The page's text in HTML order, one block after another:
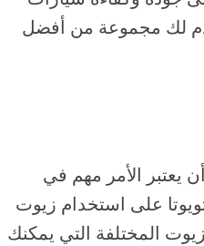
لك مجموعة من أفضل
يعتبر الأمر مهم في
على استخدام زيوت
المختلفة التي يمكنك